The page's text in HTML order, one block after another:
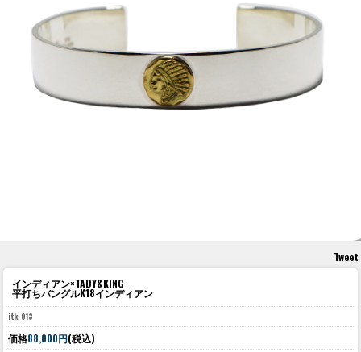
Tweet
インディアン×TADY&KING
平打ちバングルK18インディアン
itk-013
価格88,000円(税込)